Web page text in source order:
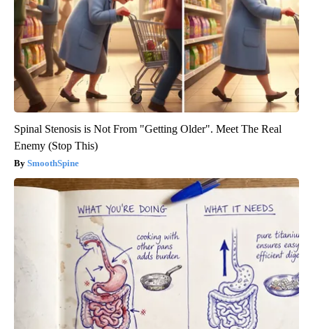
Spinal Stenosis is Not From "Getting Older". Meet The Real
Enemy (Stop This)
SmoothSpine